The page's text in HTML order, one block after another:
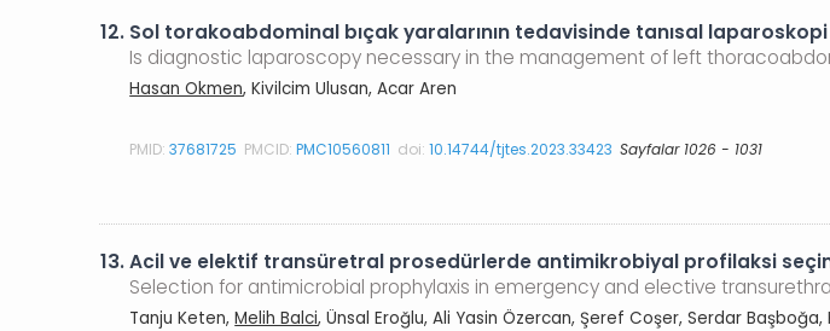
12. Sol torakoabdominal bıçak yaralarının tedavisinde tanısal
Is diagnostic laparoscopy necessary in the management of left
Hasan Okmen, Kivilcim Ulusan, Acar Aren
PMID:37681725 PMCID:PMC10560811 doi:10.14744/tjtes.2023.33423 Sayfalar 1026 - 1031
13.Acil ve elektif transüretral prosedürlerde antimikrobiyal profilaksi
Selection for antimicrobial prophylaxis in emergency and elective
Tanju Keten,Melih Balci, Ünsal Eroğlu, Ali Yasin Özercan, Şeref Coşer, Serdar Başboğa,